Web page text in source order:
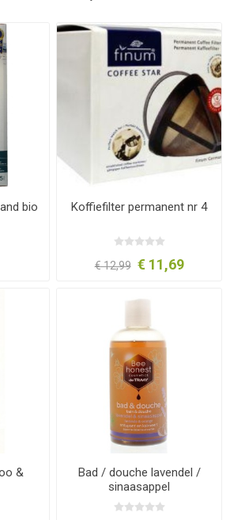
bio
Koffiefilter permanent nr 4
€ 12,99 € 11,69
&
Bad / douche lavendel /
sinaasappel